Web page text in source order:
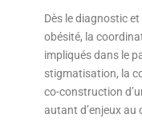
Dès le diagnostic
obésité, la
impliqués dans le
stigmatisation, la
co-construction
autant d’enjeux